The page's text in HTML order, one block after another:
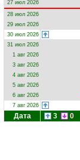
27 июл 2026
28 июл 2026
29 июл 2026
30 июл 2026
31 июл 2026
1 авг 2026
3 авг 2026
4 авг 2026
5 авг 2026
6 авг 2026
7 авг 2026
Дата 3 0